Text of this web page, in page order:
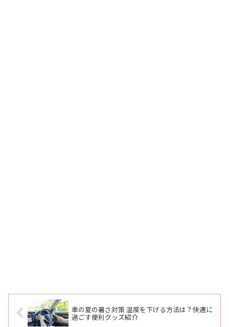
車の夏の暑さ対策 温度を下げる方法は？快適に
過ごす便利グッズ紹介